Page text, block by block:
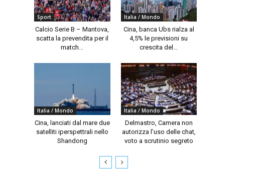
Sport
Calcio Serie B – Mantova,
scatta la prevendita per il
match...
Italia / Mondo
Cina, banca Ubs rialza al
4,5% le previsioni su
crescita del...
Italia / Mondo
Cina, lanciati dal mare due
satelliti iperspettrali nello
Shandong
Italia / Mondo
Delmastro, Camera non
autorizza l’uso delle chat,
voto a scrutinio segreto